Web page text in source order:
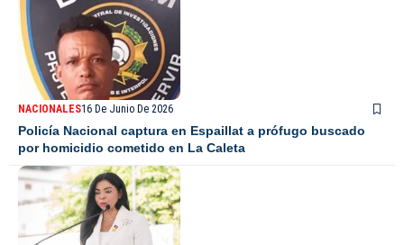
NACIONALES16 De Junio De 2026
Policía Nacional captura en Espaillat a prófugo buscado
por homicidio cometido en La Caleta